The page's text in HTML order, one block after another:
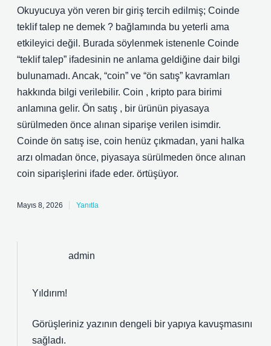
Okuyucuya yön veren bir giriş tercih edilmiş; Coinde
teklif talep ne demek ? bağlamında bu yeterli ama
etkileyici değil. Burada söylenmek istenenle Coinde
“teklif talep” ifadesinin ne anlama geldiğine dair bilgi
bulunamadı. Ancak, “coin” ve “ön satış” kavramları
hakkında bilgi verilebilir. Coin , kripto para birimi
anlamına gelir. Ön satış , bir ürünün piyasaya
sürülmeden önce alınan siparişe verilen isimdir.
Coinde ön satış ise, coin henüz çıkmadan, yani halka
arzı olmadan önce, piyasaya sürülmeden önce alınan
coin siparişlerini ifade eder. örtüşüyor.
Mayıs 8, 2026 Yanıtla
admin
Yıldırım!
Görüşleriniz yazının dengeli bir yapıya kavuşmasını
sağladı.